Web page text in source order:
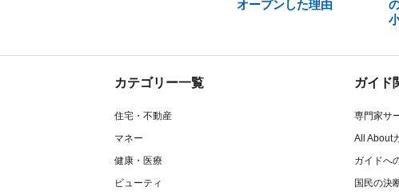
オープンした理由
カテゴリー一覧
住宅・不動産
マネー
健康・医療
ビューティ
ガイド
専門家サ
All About
ガイドへ
国民の決